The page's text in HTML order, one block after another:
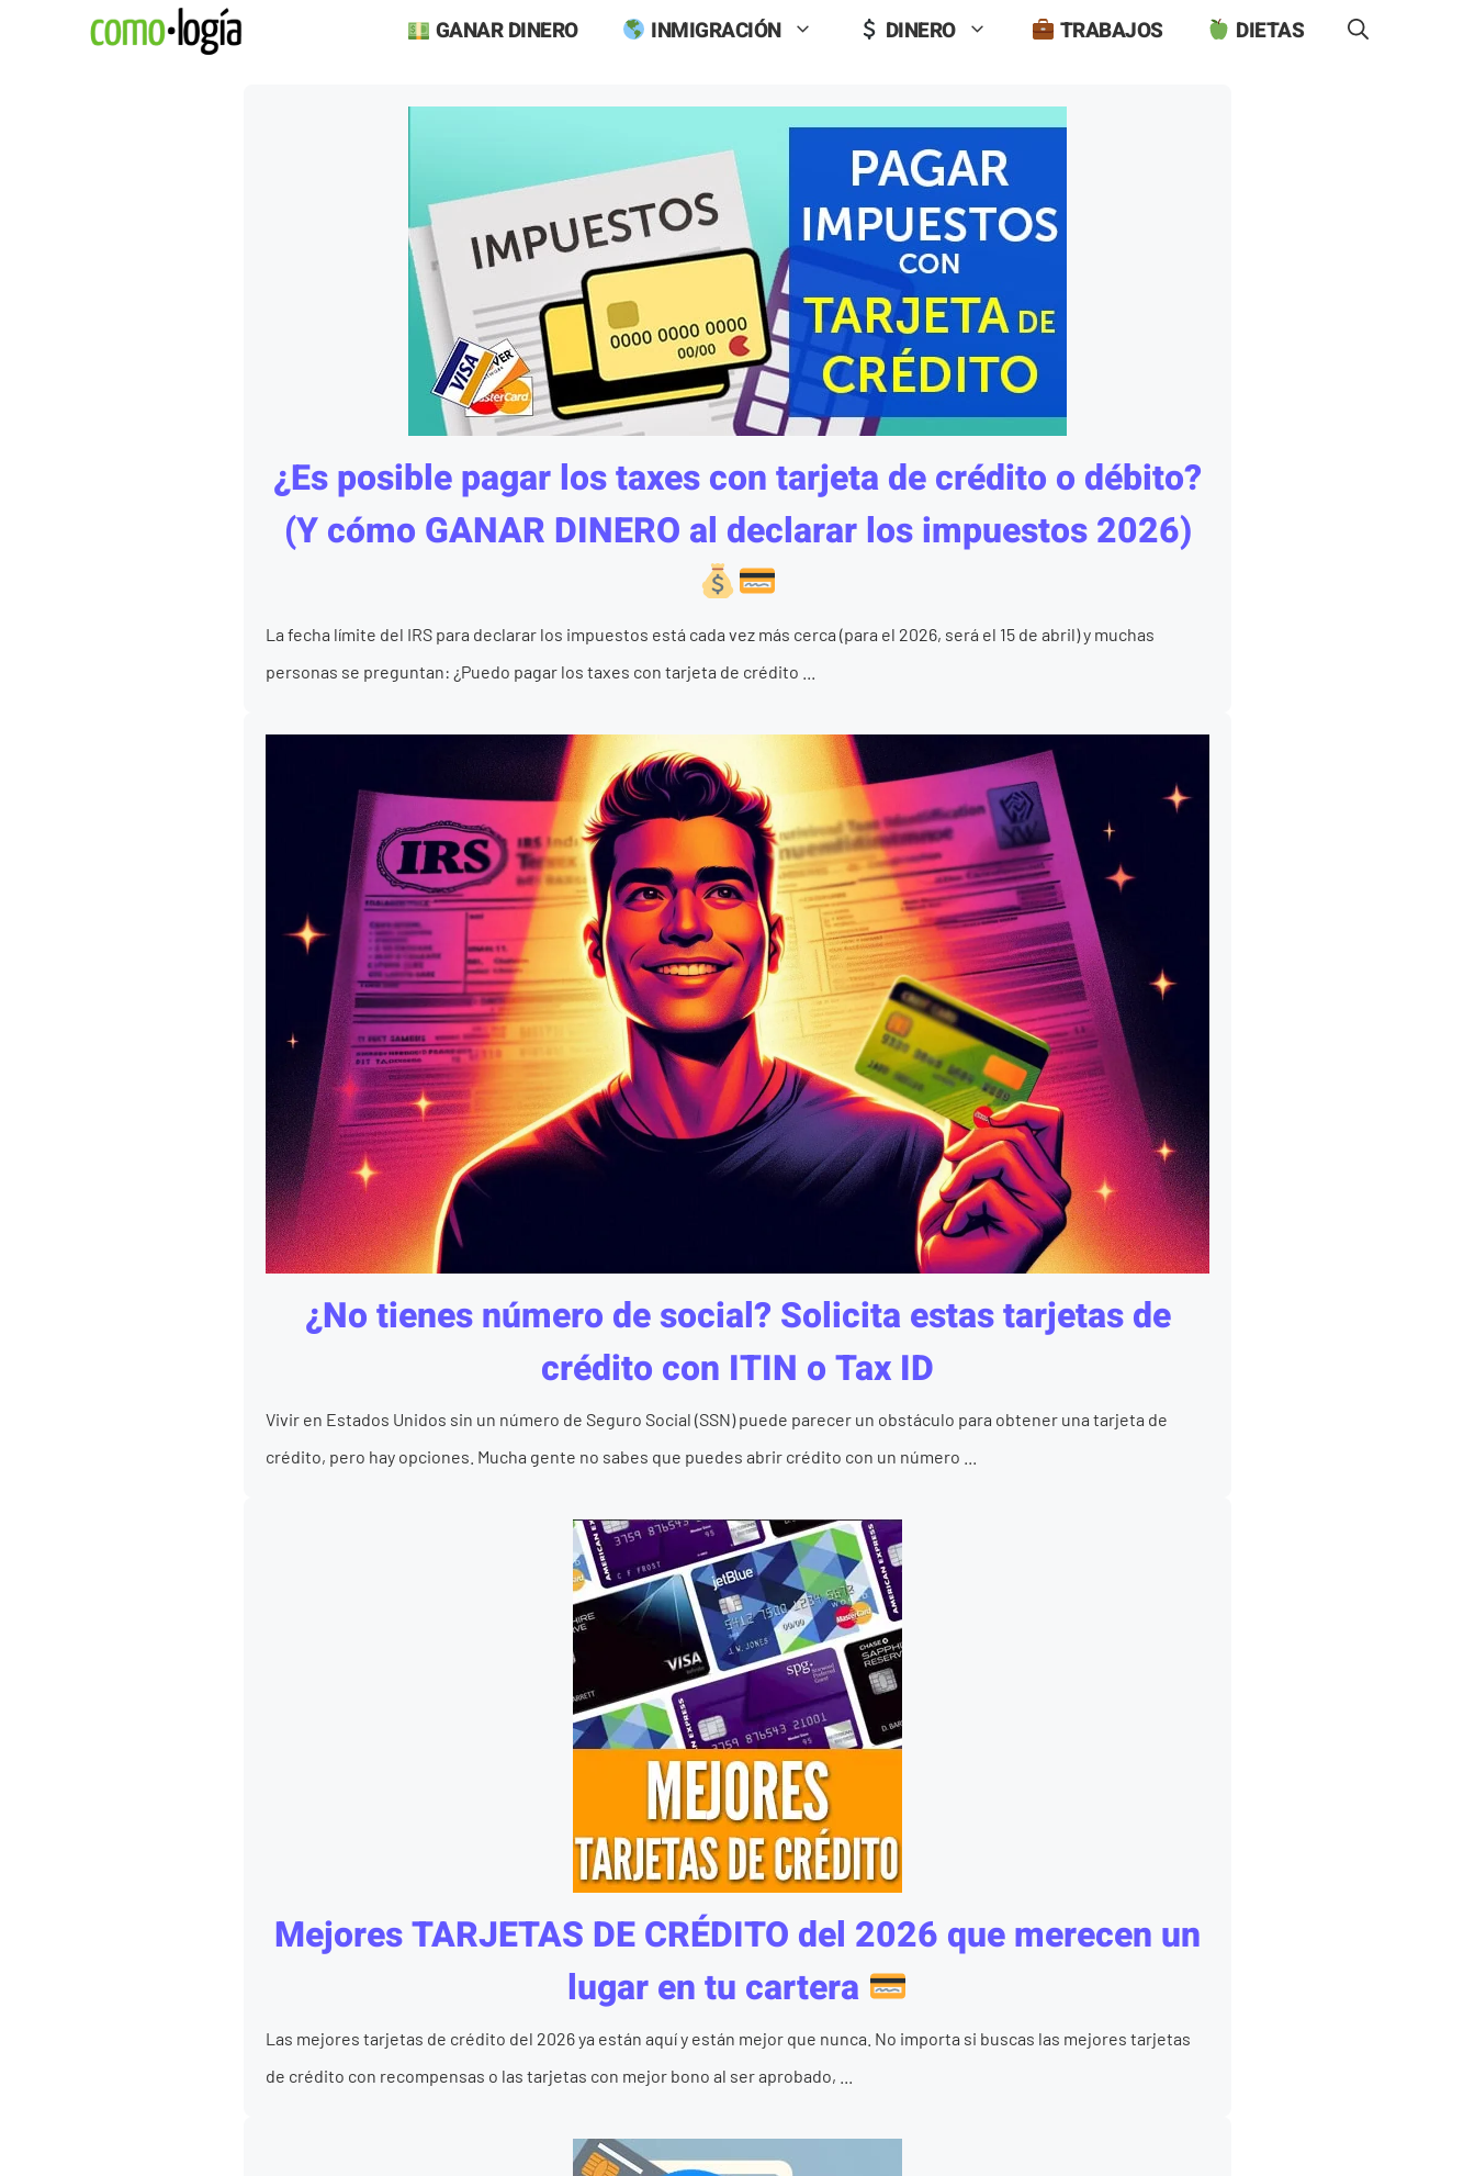
GANAR DINERO INMIGRACIÓN DINERO TRABAJOS DIETAS
¿Es posible pagar los taxes con tarjeta de crédito o débito?
(Y cómo GANAR DINERO al declarar los impuestos 2026)
La fecha límite del IRS para declarar los impuestos está cada vez más cerca (para el 2026, será el 15 de abril) y muchas
personas se preguntan: ¿Puedo pagar los taxes con tarjeta de crédito ...
¿No tienes número de social? Solicita estas tarjetas de
crédito con ITIN o Tax ID
Vivir en Estados Unidos sin un número de Seguro Social (SSN) puede parecer un obstáculo para obtener una tarjeta de
crédito, pero hay opciones. Mucha gente no sabes que puedes abrir crédito con un número ...
Mejores TARJETAS DE CRÉDITO del 2026 que merecen un
lugar en tu cartera
Las mejores tarjetas de crédito del 2026 ya están aquí y están mejor que nunca. No importa si buscas las mejores tarjetas
de crédito con recompensas o las tarjetas con mejor bono al ser aprobado, ...